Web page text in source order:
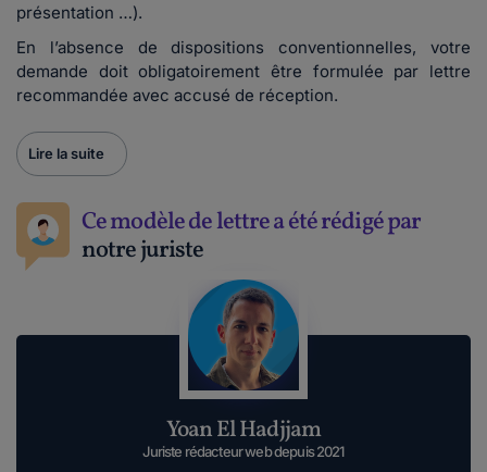
présentation …).
En l’absence de dispositions conventionnelles, votre
demande doit obligatoirement être formulée par lettre
recommandée avec accusé de réception.
Lire la suite
Ce modèle de lettre a été rédigé par
notre juriste
Yoan El Hadjjam
Juriste rédacteur web depuis 2021